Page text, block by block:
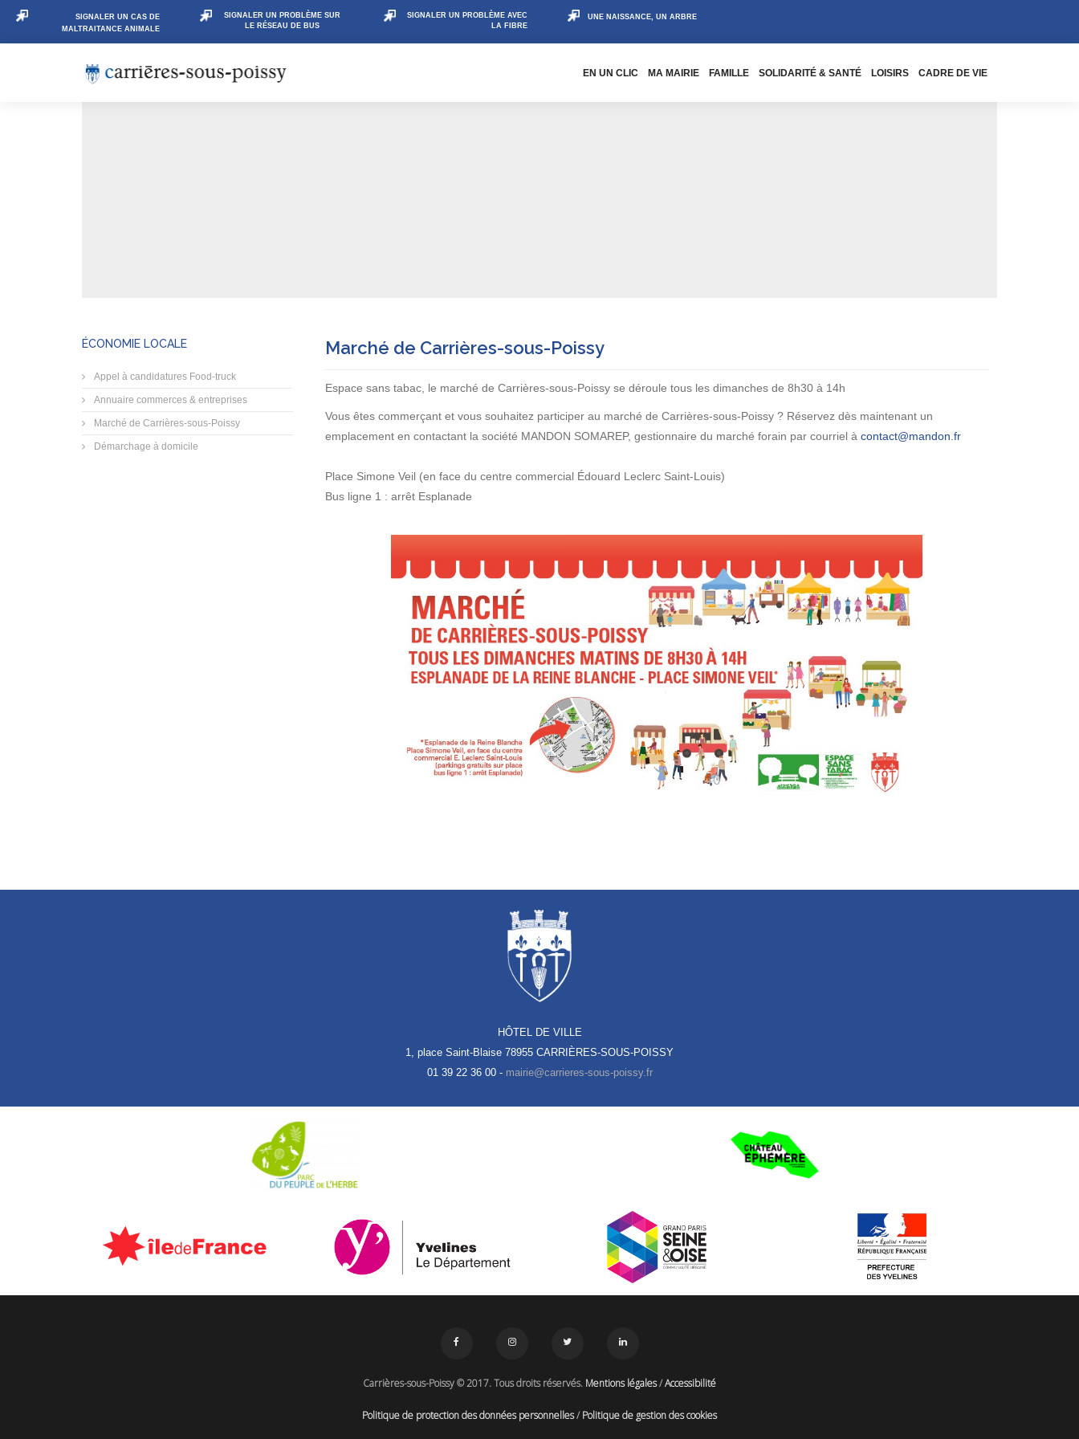
SIGNALER UN CAS DE
MALTRAITANCE ANIMALE
SIGNALER UN PROBLÈME SUR
LE RÉSEAU DE BUS
SIGNALER UN PROBLÈME AVEC
LA FIBRE
UNE NAISSANCE, UN ARBRE
EN UN CLIC MA MAIRIE FAMILLE SOLIDARITÉ & SANTÉ LOISIRS CADRE DE VIE
ÉCONOMIE LOCALE
Appel à candidatures Food-truck
Annuaire commerces & entreprises
Marché de Carrières-sous-Poissy
Démarchage à domicile
Marché de Carrières-sous-Poissy
Espace sans tabac, le marché de Carrières-sous-Poissy se déroule tous les dimanches de 8h30 à 14h
Vous êtes commerçant et vous souhaitez participer au marché de Carrières-sous-Poissy ? Réservez dès maintenant un
emplacement en contactant la société MANDON SOMAREP, gestionnaire du marché forain par courriel à
Place Simone Veil (en face du centre commercial Édouard Leclerc Saint-Louis)
Bus ligne 1 : arrêt Esplanade
HÔTEL DE VILLE
1, place Saint-Blaise 78955 CARRIÈRES-SOUS-POISSY
01 39 22 36 00 -
Carrières-sous-Poissy © 2017. Tous droits réservés. Mentions légales/Accessibilité
Politique de protection des données personnelles/Politique de gestion des cookies